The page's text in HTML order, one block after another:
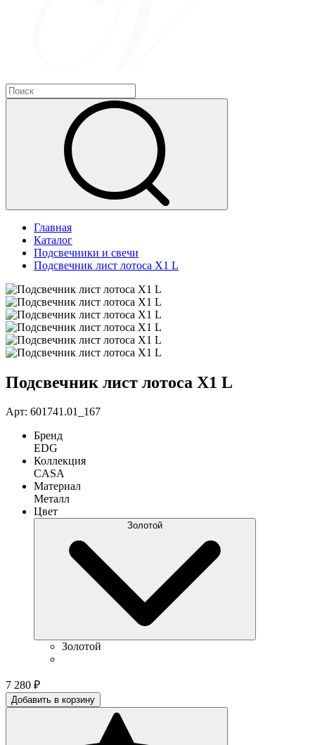
Главная
Каталог
Подсвечники и свечи
Подсвечник лист лотоса Х1 L
Подсвечник лист лотоса Х1 L
Арт: 601741.01_167
Бренд
EDG
Коллекция
CASA
Материал
Металл
Цвет
Золотой
Золотой
7 280 ₽
Добавить в корзину